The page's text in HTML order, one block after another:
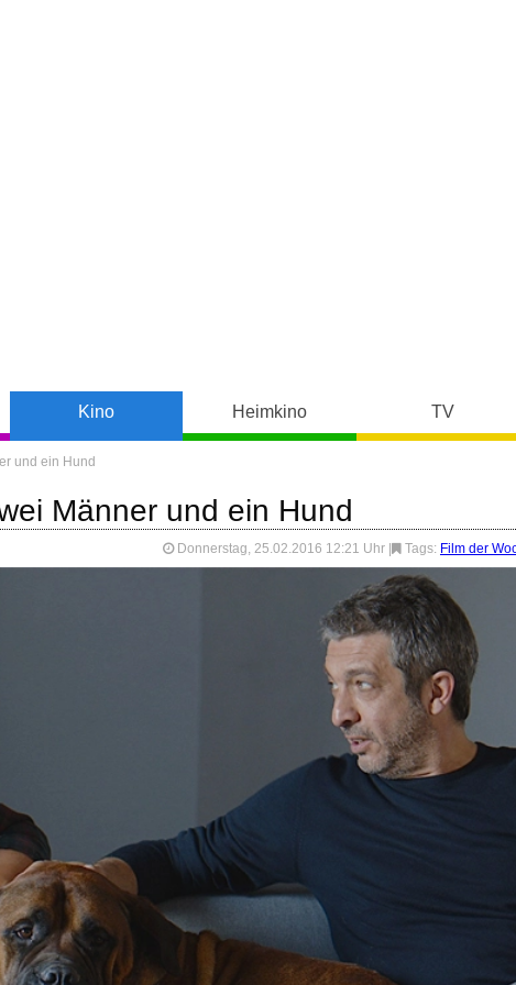
Kino Heimkino TV
und ein Hund
Männer und ein Hund
Donnerstag, 25.02.2016 12:21 Uhr Tags: Film der